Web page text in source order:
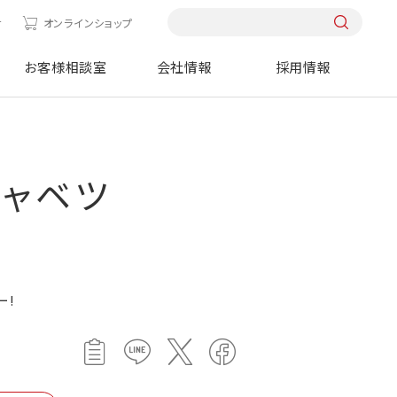
オンラインショップ
お客様相談室 会社情報 採用情報
ベツ
!